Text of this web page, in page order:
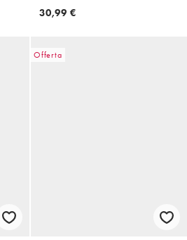
30,99 €
Offerta